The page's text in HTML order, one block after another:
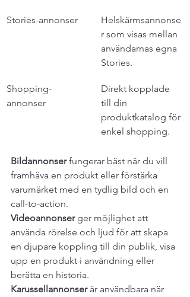
Stories-annonser
Helskärmsannonse
r som visas mellan
användarnas egna
Stories.
Shopping-
annonser
Direkt kopplade
till din
produktkatalog för
enkel shopping.
Bildannonser fungerar bäst när du vill
framhäva en produkt eller förstärka
varumärket med en tydlig bild och en
call-to-action.
Videoannonser ger möjlighet att
använda rörelse och ljud för att skapa
en djupare koppling till din publik, visa
upp en produkt i användning eller
berätta en historia.
Karussellannonser är användbara när